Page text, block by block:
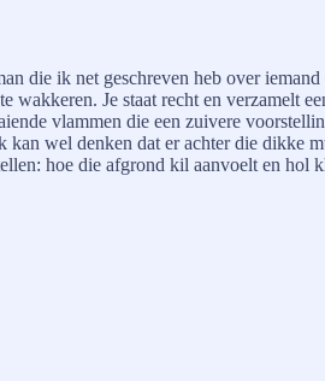
die ik net geschreven heb over
wakkeren. Je staat recht en verzamelt
vlammen die een zuivere
kan wel denken dat er achter die dikke
hoe die afgrond kil aanvoelt en